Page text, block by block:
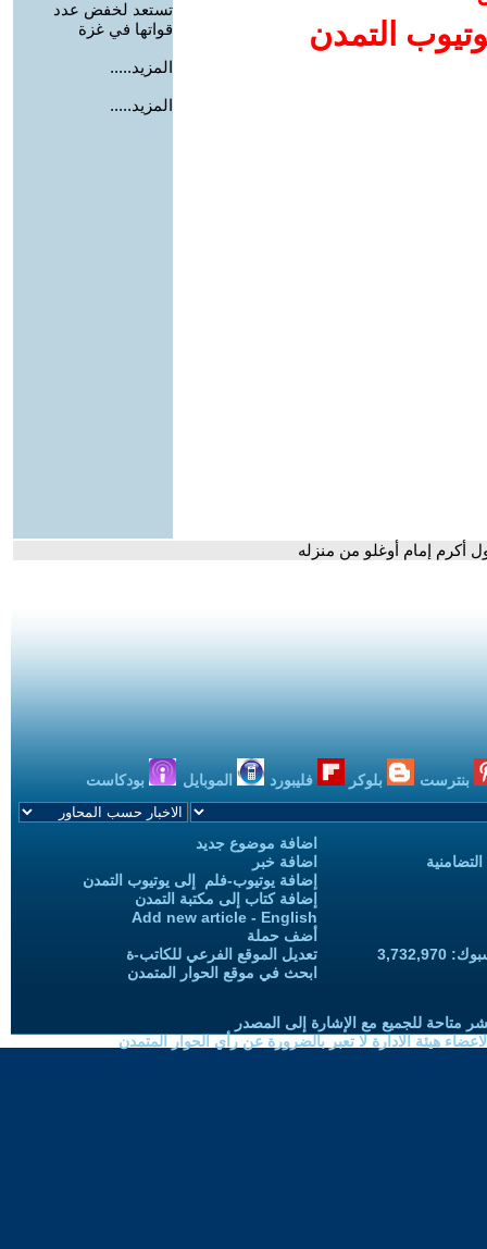
التمدن
تستعد لخفض عدد
قواتها في غزة
المزيد.....
المزيد.....
أكرم إمام أوغلو من منزله
بنترست بلوكر فليبورد الموبايل بودكاست
اضافة موضوع جديد
اضافة خبر
إضافة يوتيوب-فلم إلى يوتيوب التمدن
إضافة كتاب إلى مكتبة التمدن
Add new article - English
أضف حملة
تعديل الموقع الفرعي للكاتب-ة
ابحث في موقع الحوار المتمدن
متاحة للجميع مع الإشارة إلى المصدر
هيئة الادارة لا تعبر بالضرورة عن رأي الحوار المتمدن